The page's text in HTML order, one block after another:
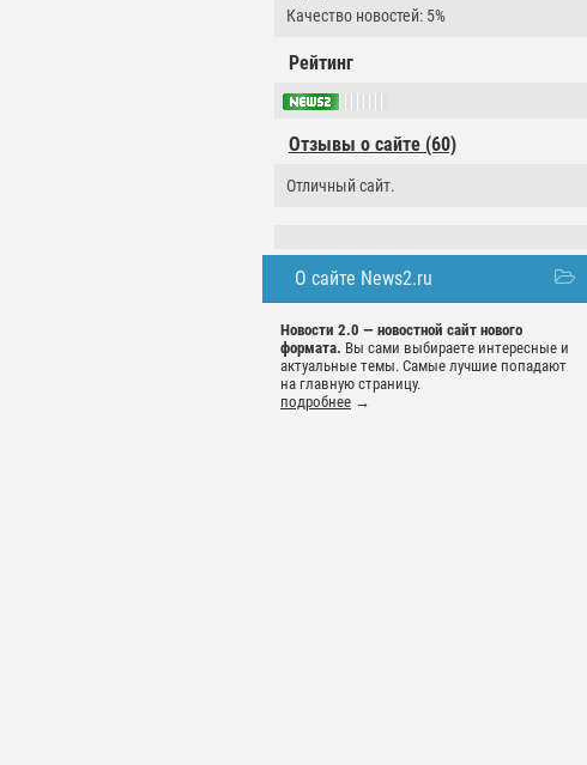
Качество новостей: 5%
Рейтинг
Отзывы о сайте (60)
Отличный сайт.
О сайте News2.ru
Новости 2.0 — новостной сайт нового
формата. Вы сами выбираете интересные и
актуальные темы. Самые лучшие попадают
на главную страницу.
подробнее →